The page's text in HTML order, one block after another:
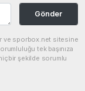
Gönder
ve sporbox.net sitesine
tek başınıza
şekilde sorumlu